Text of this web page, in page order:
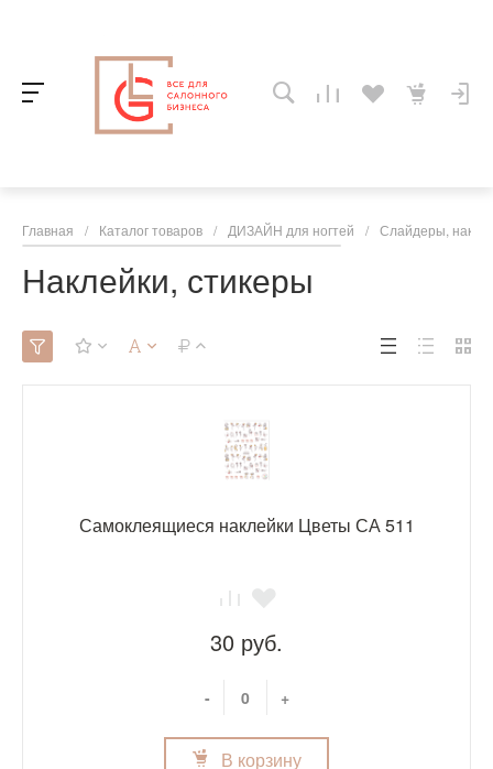
Главная / Каталог товаров / ДИЗАЙН для ногтей / Слайдеры,
Наклейки, стикеры
Самоклеящиеся наклейки Цветы СА 511
30 руб.
- +
В корзину